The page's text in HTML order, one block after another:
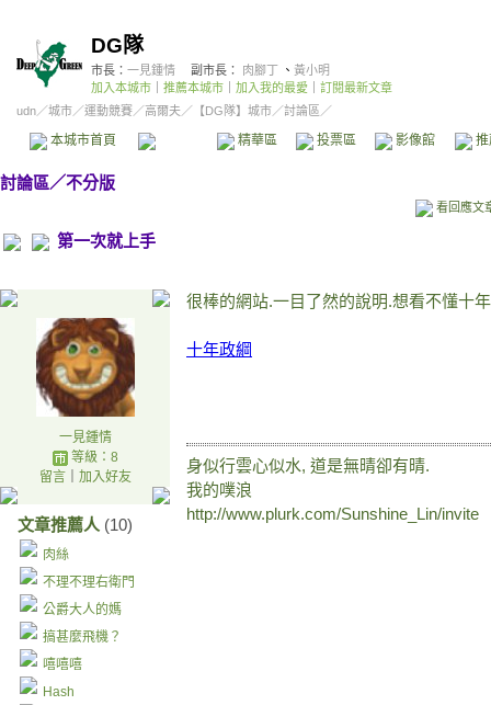
DG隊
市長： 一見鍾情 副市長： 肉腳丁 、 黃小明
加入本城市
推薦本城市 加入我的最愛
訂閱最新文章
udn／城市／運動競賽／高爾夫／ 【DG隊】城市／討論區／
本城市首頁 精華區 投票區 影像館
討論區／不分版
看回應文
第一次就上手
一見鍾情
等級：8
留言｜ 加入好友
文章推薦人 (10)
肉絲
不理不理右衛門
公爵大人的媽
搞甚麼飛機？
嘻嘻嘻
Hash
很棒的網站.一目了然的說明.想看不懂十
十年政綱
身似行雲心似水, 道是無晴卻有晴.
我的噗浪
http://www.plurk.com/Sunshine_Lin/invite